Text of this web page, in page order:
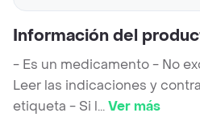
Información del
- Es un medicamento - No
Leer las indicaciones y
etiqueta - Si l...Ver más